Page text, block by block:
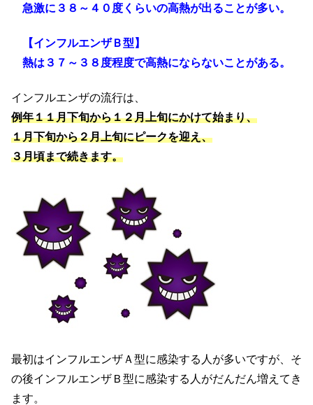
急激に３８～４０度くらいの高熱が出ることが多い。
【インフルエンザＢ型】
熱は３７～３８度程度で高熱にならないことがある。
インフルエンザの流行は、
例年１１月下旬から１２月上旬にかけて始まり、
１月下旬から２月上旬にピークを迎え、
３月頃まで続きます。
最初はインフルエンザＡ型に感染する人が多いですが、そ
の後インフルエンザＢ型に感染する人がだんだん増えてき
ます。